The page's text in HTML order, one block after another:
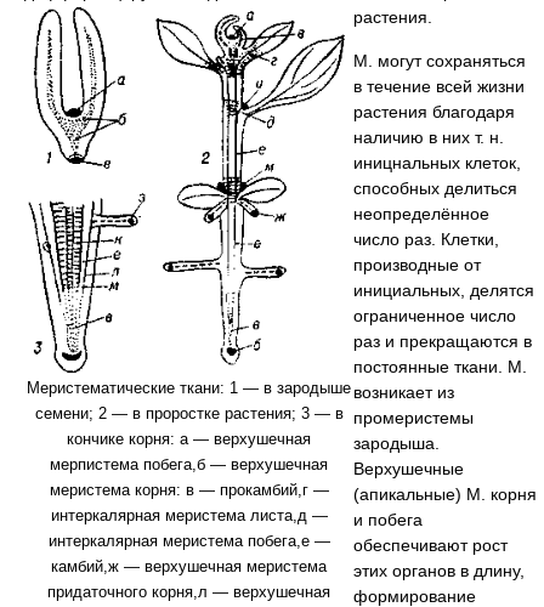
растения.
Меристематические ткани: 1 — в зародыше
семени; 2 — в проростке растения; 3 — в
кончике корня: а — верхушечная
мерпистема побега,б — верхушечная
меристема корня: в — прокамбий,г —
интеркалярная меристема листа,д —
интеркалярная меристема побега,е —
камбий,ж — верхушечная меристема
придаточного корня,л — верхушечная
М. могут сохраняться
в течение всей жизни
растения благодаря
наличию в них т. н.
иницнальных клеток,
способных делиться
неопределённое
число раз. Клетки,
производные от
инициальных, делятся
ограниченное число
раз и прекращаются в
постоянные ткани. М.
возникает из
промеристемы
зародыша.
Верхушечные
(апикальные) М. корня
и побега
обеспечивают рост
этих органов в длину,
формирование